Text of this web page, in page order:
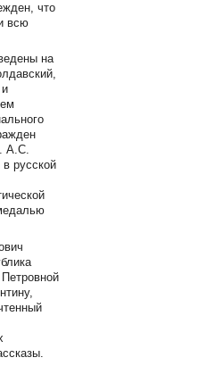
что
всю
на
А.С.
русской